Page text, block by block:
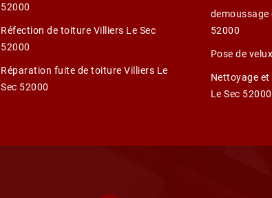
52000
Réfection de toiture Villiers Le Sec
52000
Réparation fuite de toiture Villiers Le
Sec 52000
demoussage
52000
Pose de
Nettoyage
Le Sec 52000